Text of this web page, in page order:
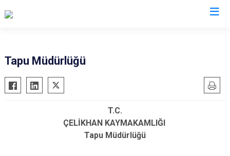
Besni
Çelikhan
Tapu Müdürlüğü
T.C.
ÇELİKHAN KAYMAKAMLIĞI
Tapu Müdürlüğü